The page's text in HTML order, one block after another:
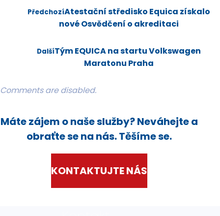
PředchozíAtestační středisko Equica získalo
nové Osvědčení o akreditaci
DalšíTým EQUICA na startu Volkswagen
Maratonu Praha
Comments are disabled.
Máte zájem o naše služby? Neváhejte a
obraťte se na nás. Těšíme se.
KONTAKTUJTE NÁS